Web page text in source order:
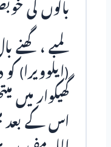
بالوں کی
لمبے ،
گھیکوار
اس کے بعد